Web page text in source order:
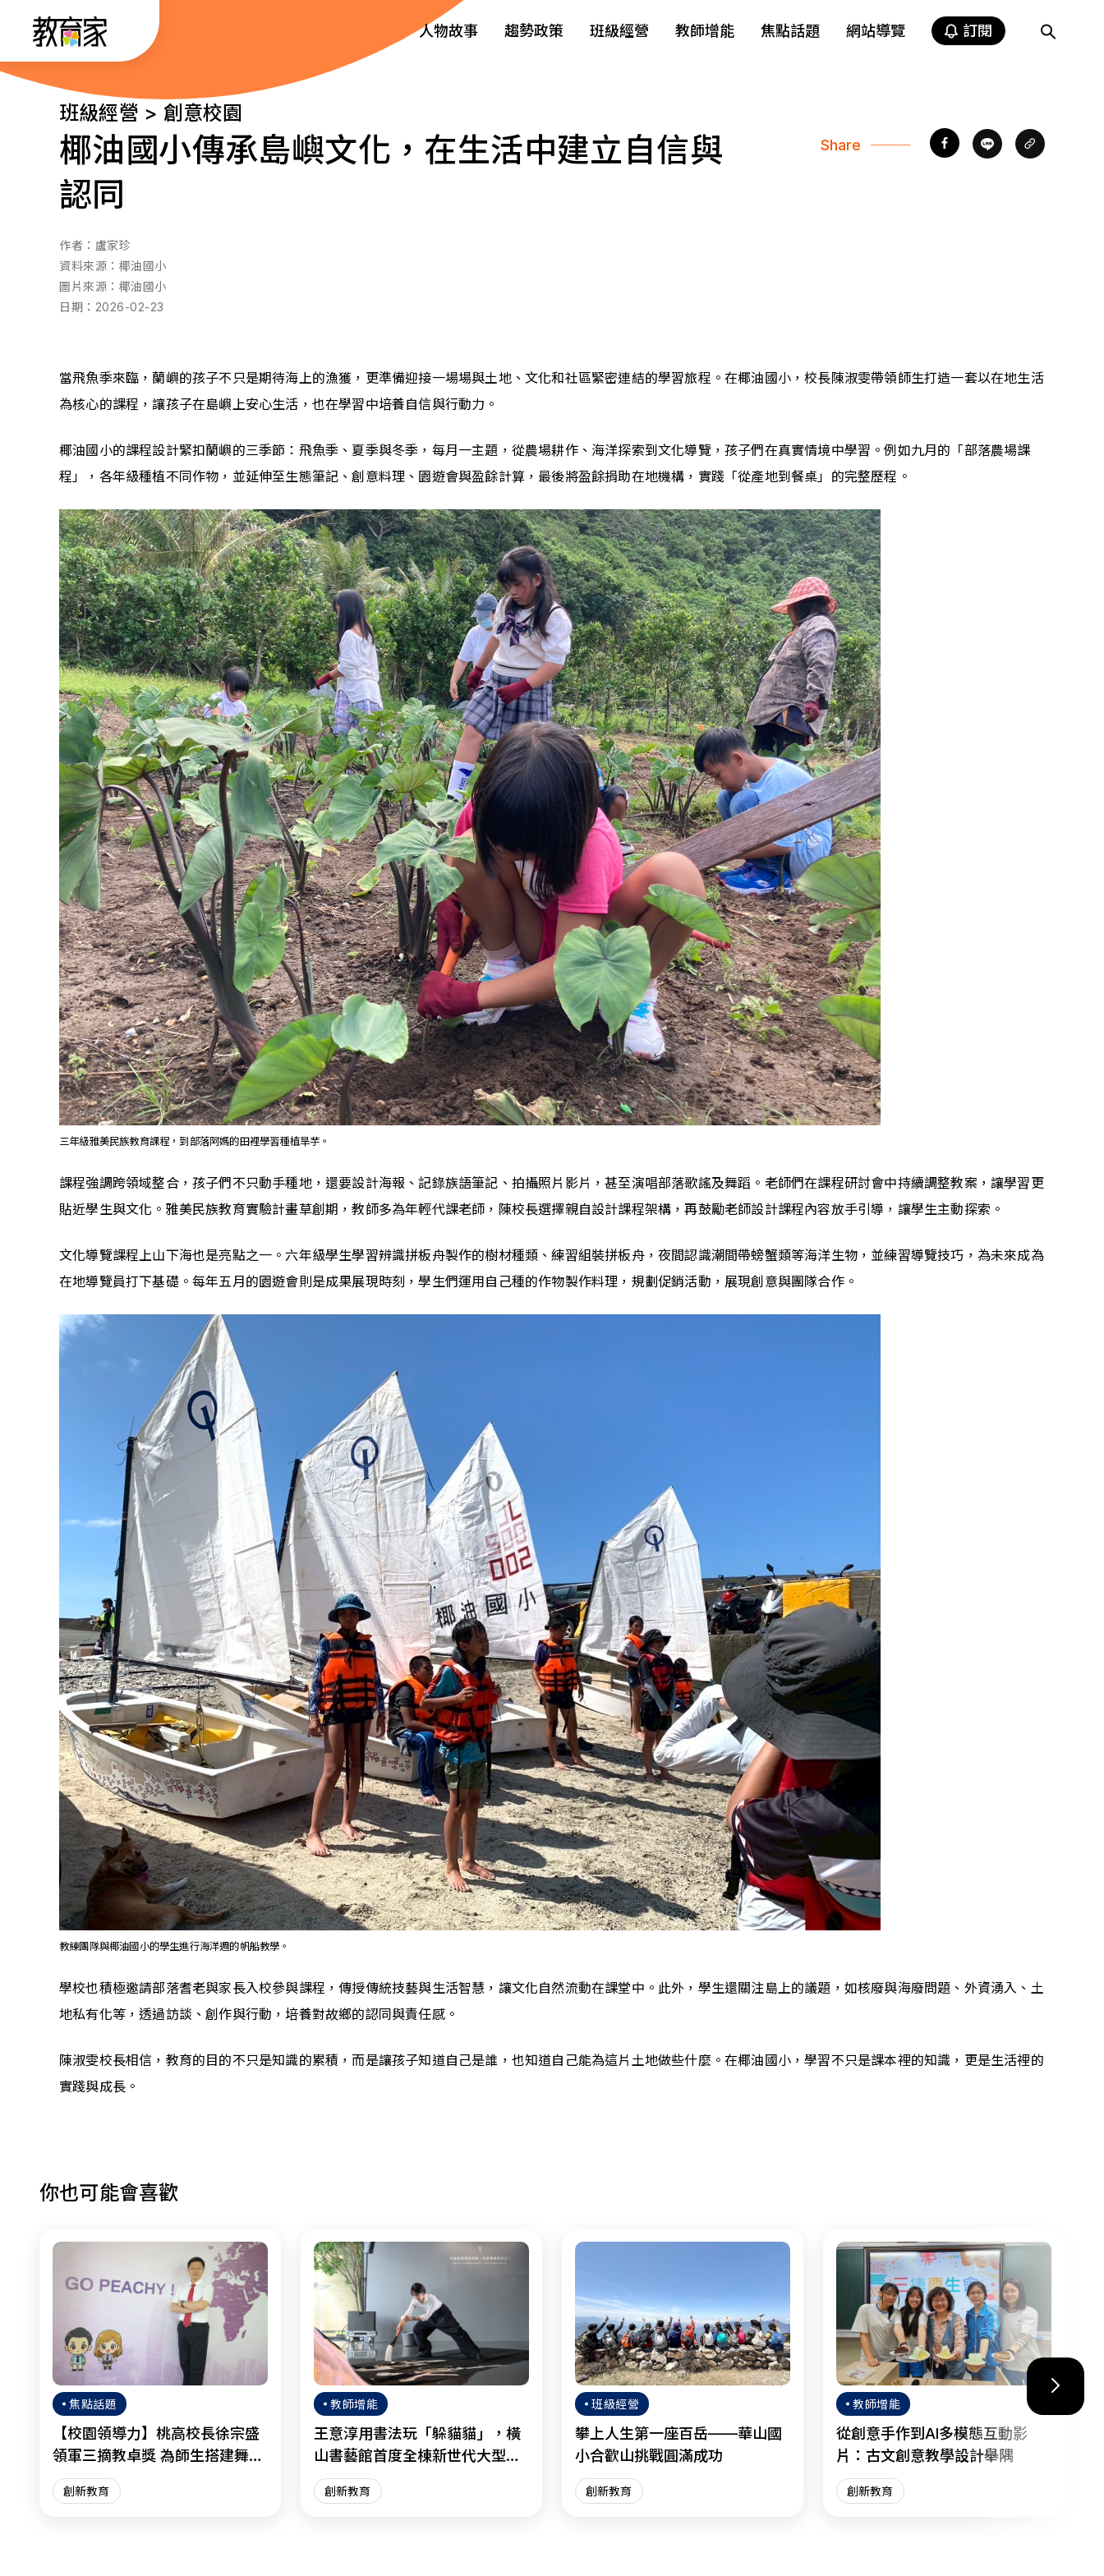
主
人物故事 趨勢政策 班級經營 教師增能 焦點話題 網站導覽 訂閱
班級經營 > 創意校園
椰油國小傳承島嶼文化，在生活中建立自信與
認同
Share
作者： 盧家珍
資料來源： 椰油國小
圖片來源： 椰油國小
日期： 2026-02-23
當飛魚季來臨，蘭嶼的孩子不只是期待海上的漁獲，更準備迎接一場場與土地、文化和社區緊密連結的學習旅程。在椰油國小，校長陳淑雯帶領師生打造一套以在地生活
為核心的課程，讓孩子在島嶼上安心生活，也在學習中培養自信與行動力。
椰油國小的課程設計緊扣蘭嶼的三季節：飛魚季、夏季與冬季，每月一主題，從農場耕作、海洋探索到文化導覽，孩子們在真實情境中學習。例如九月的「部落農場課
程」，各年級種植不同作物，並延伸至生態筆記、創意料理、園遊會與盈餘計算，最後將盈餘捐助在地機構，實踐「從產地到餐桌」的完整歷程。
三年級雅美民族教育課程，到部落阿媽的田裡學習種植旱芋。
課程強調跨領域整合，孩子們不只動手種地，還要設計海報、記錄族語筆記、拍攝照片影片，甚至演唱部落歌謠及舞蹈。老師們在課程研討會中持續調整教案，讓學習更
貼近學生與文化。雅美民族教育實驗計畫草創期，教師多為年輕代課老師，陳校長選擇親自設計課程架構，再鼓勵老師設計課程內容放手引導，讓學生主動探索。
文化導覽課程上山下海也是亮點之一。六年級學生學習辨識拼板舟製作的樹材種類、練習組裝拼板舟，夜間認識潮間帶螃蟹類等海洋生物，並練習導覽技巧，為未來成為
在地導覽員打下基礎。每年五月的園遊會則是成果展現時刻，學生們運用自己種的作物製作料理，規劃促銷活動，展現創意與團隊合作。
教練團隊與椰油國小的學生進行海洋週的帆船教學。
學校也積極邀請部落耆老與家長入校參與課程，傳授傳統技藝與生活智慧，讓文化自然流動在課堂中。此外，學生還關注島上的議題，如核廢與海廢問題、外資湧入、土
地私有化等，透過訪談、創作與行動，培養對故鄉的認同與責任感。
陳淑雯校長相信，教育的目的不只是知識的累積，而是讓孩子知道自己是誰，也知道自己能為這片土地做些什麼。在椰油國小，學習不只是課本裡的知識，更是生活裡的
實踐與成長。
你也可能會喜歡
焦點話題
【校園領導力】桃高校長徐宗盛
領軍三摘教卓獎 為師生搭建舞臺
綻放光芒
創新教育
教師增能
王意淳用書法玩「躲貓貓」，橫
山書藝館首度全棟新世代大型個
展
創新教育
班級經營
攀上人生第一座百岳——華山國
小合歡山挑戰圓滿成功
創新教育
教師增能
從創意手作到AI多模態互動影
片：古文創意教學設計舉隅
創新教育